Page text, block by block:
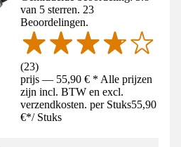
van 5 sterren. 23
Beoordelingen.
(23)
prijs — 55,90 € * Alle prijzen
zijn incl. BTW en excl.
verzendkosten. per Stuks55,90
€*/ Stuks